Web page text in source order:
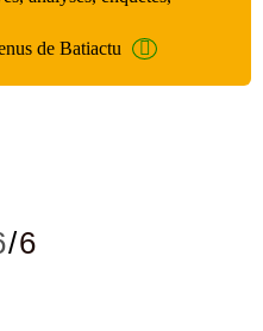
de Batiactu
/6